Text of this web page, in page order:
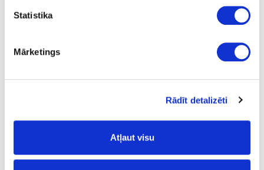
Statistika
Mārketings
Rādīt detalizēti
Atļaut visu
24-498590
55.29
brīdinājuma.